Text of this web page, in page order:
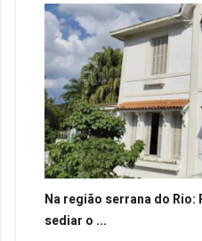
Na região serrana do
sediar o ...